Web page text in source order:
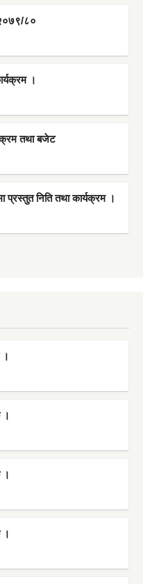
२०७९/८०
।
तथा बजेट
निति तथा कार्यक्रम ।
।
।
।
।